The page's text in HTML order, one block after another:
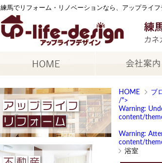
練馬でリフォーム・リノベーションなら、アップライフ
HOME ブ
/">
Warning:
content/
Warning:
content/
浴室